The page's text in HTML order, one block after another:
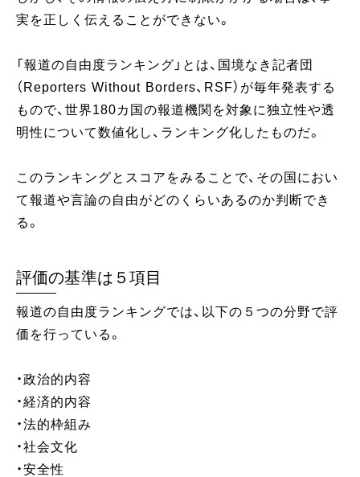
実を正しく伝えることができない。
「報道の自由度ランキング」とは、国境なき記者団
（Reporters Without Borders、RSF）が毎年発表する
もので、世界180カ国の報道機関を対象に独立性や透
明性について数値化し、ランキング化したものだ。
このランキングとスコアをみることで、その国におい
て報道や言論の自由がどのくらいあるのか判断でき
る。
評価の基準は５項目
報道の自由度ランキングでは、以下の５つの分野で評
価を行っている。
・政治的内容
・経済的内容
・法的枠組み
・社会文化
・安全性